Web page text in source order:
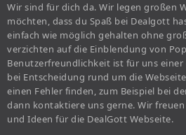
Wir sind für dich da. Wir legen großen
möchten, dass du Spaß bei Dealgott
einfach wie möglich gehalten ohne
verzichten auf die Einblendung von
Benutzerfreundlichkeit ist für uns
bei Entscheidung rund um die
einen Fehler finden, zum Beispiel bei
dann kontaktiere uns gerne. Wir
und Ideen für die DealGott Webseite.